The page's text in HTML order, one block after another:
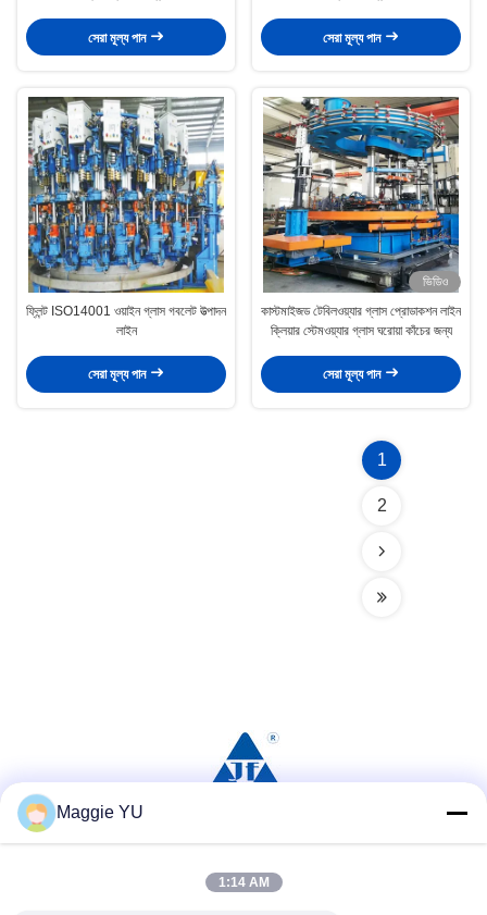
সেরা মূল্য পান সেরা মূল্য পান
ফ্লিন্ট ISO14001 ওয়াইন গ্লাস গবলেট উত্পাদন
লাইন
সেরা মূল্য পান
ভিডিও
কাস্টমাইজড টেবিলওয়্যার গ্লাস প্রোডাকশন লাইন
ক্লিয়ার স্টেমওয়্যার গ্লাস ঘরোয়া কাঁচের জন্য
সেরা মূল্য পান
1
2
Maggie YU
1:14 AM